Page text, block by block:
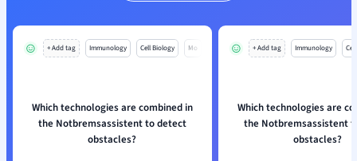
+ Add tag Immunology Cell Biology Mo
Which technologies are combined in
the Notbremsassistent to detect
obstacles?
+ Add tag Immunology
Which technologies are
the Notbremsassistent
obstacles?